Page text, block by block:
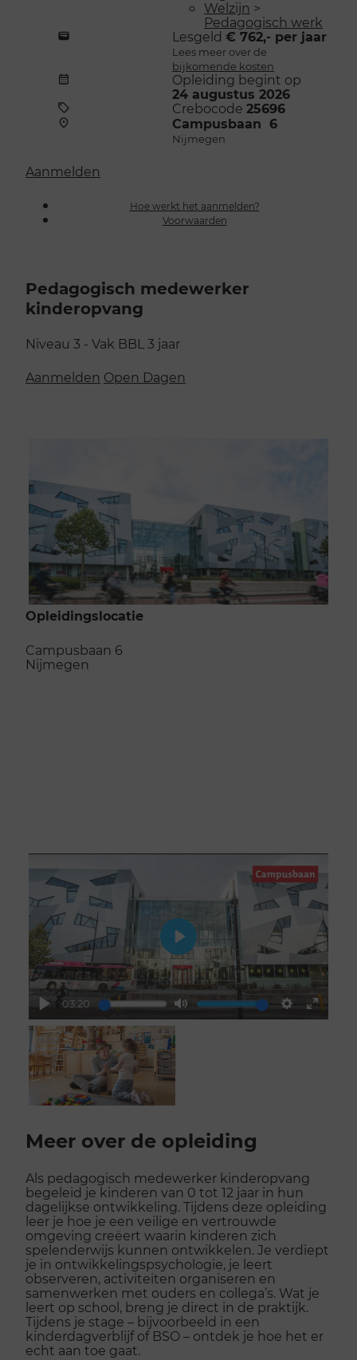
Welzijn >
Pedagogisch werk
Lesgeld € 762,- per jaar
Lees meer over de
bijkomende kosten
Opleiding begint op
24 augustus 2026
Crebocode 25696
Campusbaan 6
Nijmegen
Aanmelden
Hoe werkt het aanmelden?
Voorwaarden
Pedagogisch medewerker
kinderopvang
Niveau 3 - Vak BBL 3 jaar
Aanmelden Open Dagen
Opleidingslocatie
Campusbaan 6
Nijmegen
Play
03:20
Mute Settings
Enter
Play
galerij
Meer over de opleiding
Als pedagogisch medewerker kinderopvang
begeleid je kinderen van 0 tot 12 jaar in hun
dagelijkse ontwikkeling. Tijdens deze opleiding
leer je hoe je een veilige en vertrouwde
omgeving creëert waarin kinderen zich
spelenderwijs kunnen ontwikkelen. Je verdiept
je in ontwikkelingspsychologie, je leert
observeren, activiteiten organiseren en
samenwerken met ouders en collega’s. Wat je
leert op school, breng je direct in de praktijk.
Tijdens je stage – bijvoorbeeld in een
kinderdagverblijf of BSO – ontdek je hoe het er
echt aan toe gaat.